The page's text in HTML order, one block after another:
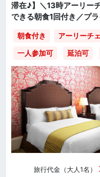
滞在♪】＼13時アーリー
できる朝食1回付き／プ
朝食付き アーリーチ
一人参加可 延泊可
旅行代金（大人1名）